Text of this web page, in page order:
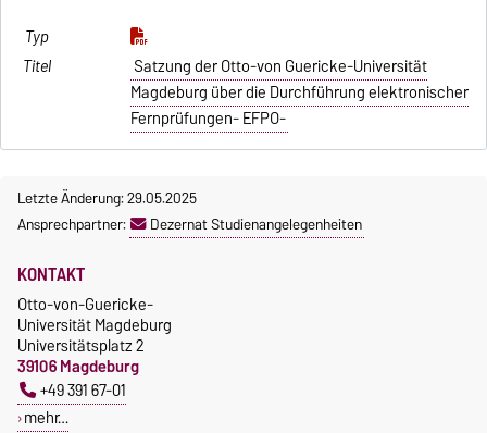
Satzung der Otto-von Guericke-Universität
Magdeburg über die Durchführung elektronischer
Fernprüfungen- EFPO-
Letzte Änderung: 29.05.2025
Ansprechpartner:
Dezernat Studienangelegenheiten
KONTAKT
Otto-von-Guericke-
Universität Magdeburg
Universitätsplatz 2
39106 Magdeburg
+49 391 67-01
mehr…